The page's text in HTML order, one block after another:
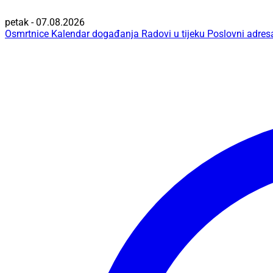
petak - 07.08.2026
Osmrtnice Kalendar događanja Radovi u tijeku Poslovni